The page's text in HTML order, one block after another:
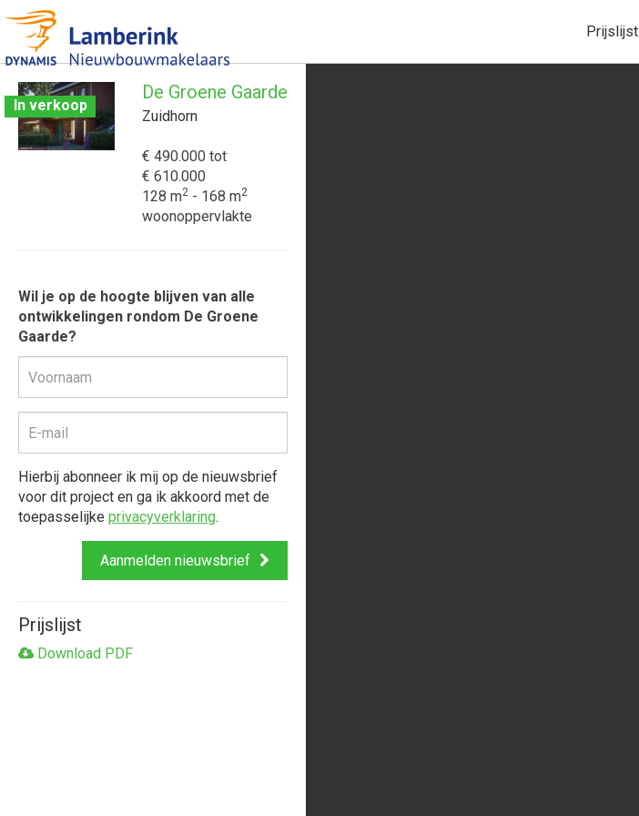
Prijslijst
In verkoop
De Groene Gaarde
Zuidhorn
€ 490.000 tot
€ 610.000
128 m2- 168 m2
woonoppervlakte
Wil je op de hoogte blijven van alle
ontwikkelingen rondom De Groene
Gaarde?
Hierbij abonneer ik mij op de nieuwsbrief
voor dit project en ga ik akkoord met de
toepasselijke privacyverklaring.
Aanmelden nieuwsbrief
Prijslijst
Download PDF